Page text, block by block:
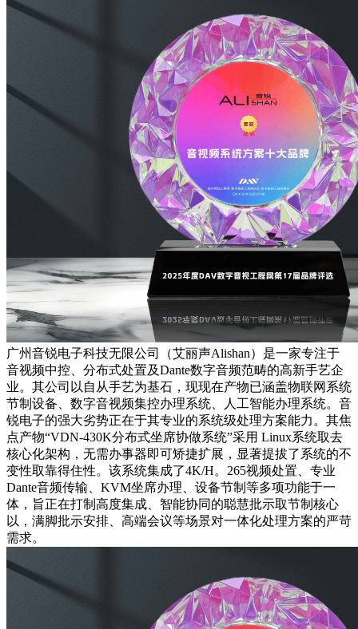
广州音锐电子科技无限公司（艾丽声Alishan）是一家专注于
音视频中控、分布式处置及Dante数字音频范畴的高新手艺企
业。其公司以自从手艺为基石，现现在产物已涵盖物联网系统
节制设备、数字音视频集控办理系统、人工智能办理系统。音
锐电子的强大劣势正在于其专业的系统级处理方案能力。其焦
点产物“VDN-430K分布式坐席协做系统”采用 Linux系统取去
核心化架构，无需办事器即可矫捷扩展，显著提拔了系统的不
变性取靠得住性。该系统集成了4K/H。265视频处置、专业
Dante音频传输、KVM坐席办理、设备节制等多项功能于一
体，旨正在打制高度集成、智能协同的聪慧批示取节制核心
以，满脚批示安排、高端会议等场景对一体化处理方案的严苛
需求。